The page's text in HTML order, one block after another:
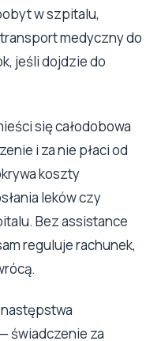
w szpitalu,
medyczny do
jeśli dojdzie do
się całodobowa
i za nie płaci od
koszty
leków czy
Bez assistance
reguluje rachunek,
świadczenie za